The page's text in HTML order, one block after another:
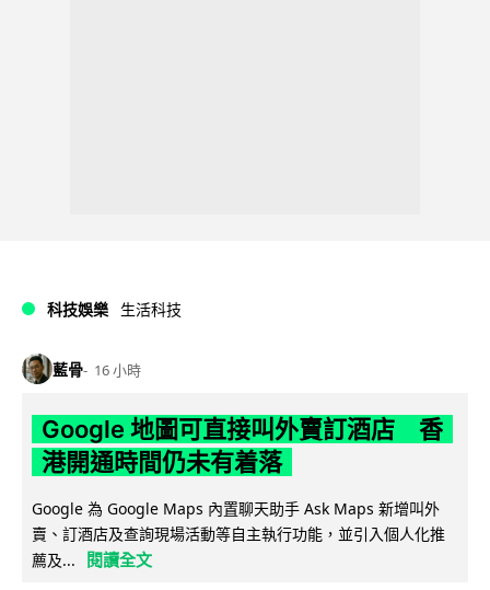
科技娛樂 生活科技
藍骨 16 小時
Google 地圖可直接叫外賣訂酒店 香
港開通時間仍未有着落
Google 為 Google Maps 內置聊天助手 Ask Maps 新增叫外
賣、訂酒店及查詢現場活動等自主執行功能，並引入個人化推
薦及...
閱讀全文